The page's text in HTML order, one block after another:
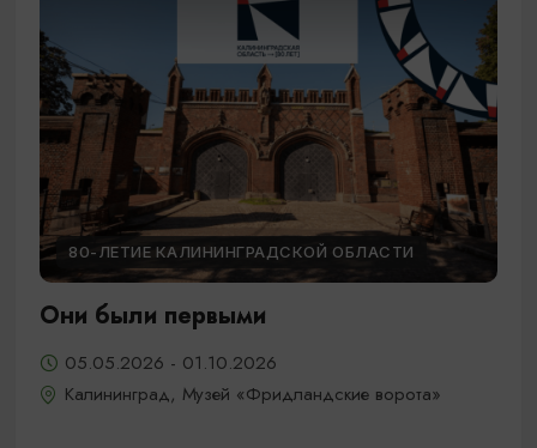
80-ЛЕТИЕ КАЛИНИНГРАДСКОЙ ОБЛАСТИ
Они были первыми
05.05.2026 - 01.10.2026
Калининград, Музей «Фридландские ворота»